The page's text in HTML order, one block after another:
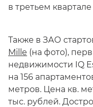
в третьем квартале
Также в ЗАО
Mille (на фото),
недвижимости IQ
на 156
метров. Цена кв.
тыс. рублей.